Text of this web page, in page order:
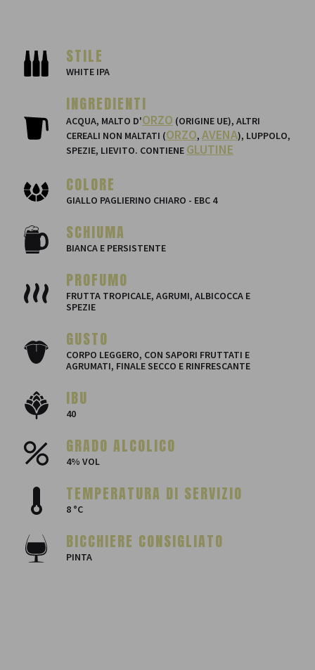
STILE
WHITE IPA
INGREDIENTI
ACQUA, MALTO D'ORZO (ORIGINE UE), ALTRI
CEREALI NON MALTATI (ORZO, AVENA), LUPPOLO,
SPEZIE, LIEVITO. CONTIENE GLUTINE
COLORE
GIALLO PAGLIERINO CHIARO - EBC 4
SCHIUMA
BIANCA E PERSISTENTE
PROFUMO
FRUTTA TROPICALE, AGRUMI, ALBICOCCA E
SPEZIE
GUSTO
CORPO LEGGERO, CON SAPORI FRUTTATI E
AGRUMATI, FINALE SECCO E RINFRESCANTE
IBU
40
GRADO ALCOLICO
4% VOL
TEMPERATURA DI SERVIZIO
8 °C
BICCHIERE CONSIGLIATO
PINTA